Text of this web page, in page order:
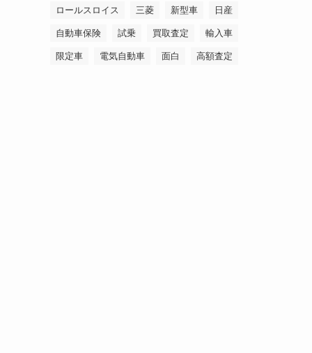
ロールスロイス 三菱 新型車 日産
自動車保険 試乗 買取査定 輸入車
限定車 電気自動車 面白 高額査定